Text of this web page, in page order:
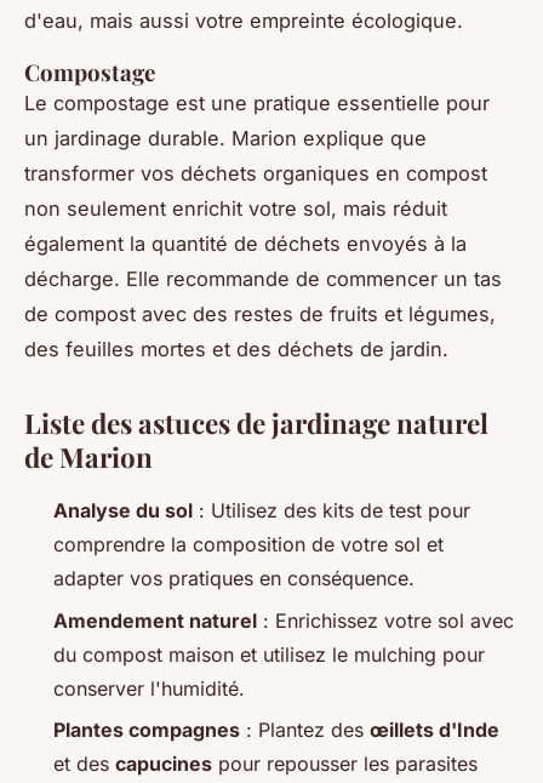
d'eau, mais aussi votre empreinte écologique.
Compostage
Le compostage est une pratique essentielle pour
un jardinage durable. Marion explique que
transformer vos déchets organiques en compost
non seulement enrichit votre sol, mais réduit
également la quantité de déchets envoyés à la
décharge. Elle recommande de commencer un tas
de compost avec des restes de fruits et légumes,
des feuilles mortes et des déchets de jardin.
Liste des astuces de jardinage naturel
de Marion
Analyse du sol : Utilisez des kits de test pour
comprendre la composition de votre sol et
adapter vos pratiques en conséquence.
Amendement naturel : Enrichissez votre sol avec
du compost maison et utilisez le mulching pour
conserver l'humidité.
Plantes compagnes : Plantez des œillets d'Inde
et des capucines pour repousser les parasites